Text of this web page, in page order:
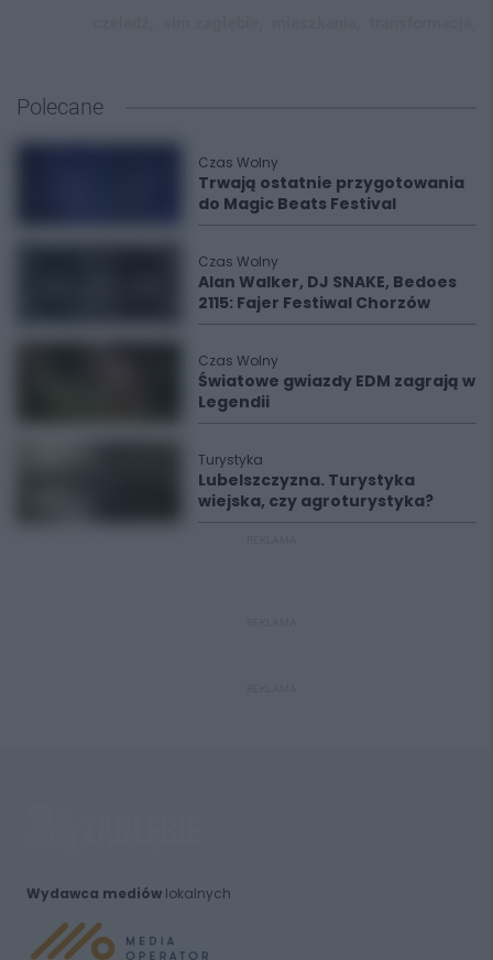
Polecane
Czas Wolny
Trwają ostatnie przygotowania
do Magic Beats Festival
Czas Wolny
Alan Walker, DJ SNAKE, Bedoes
2115: Fajer Festiwal Chorzów
Czas Wolny
Światowe gwiazdy EDM zagrają w
Legendii
Turystyka
Lubelszczyzna. Turystyka
wiejska, czy agroturystyka?
Wydawca mediówlokalnych